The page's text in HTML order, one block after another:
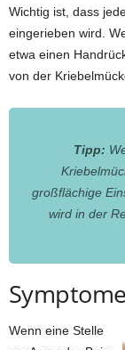
Wichtig ist, dass
eingerieben wird.
etwa einen
von der
Tipp:
großflächige
wird in der
Wenn eine Stelle